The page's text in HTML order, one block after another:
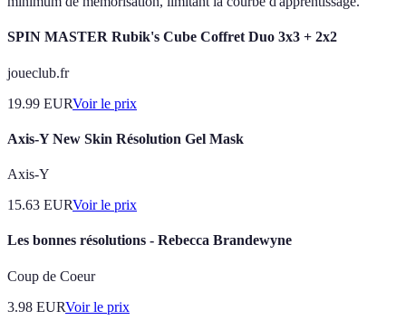
SPIN MASTER Rubik's Cube Coffret Duo 3x3 + 2x2
joueclub.fr
19.99 EURVoir le prix
Axis-Y New Skin Résolution Gel Mask
Axis-Y
15.63 EURVoir le prix
Les bonnes résolutions - Rebecca Brandewyne
Coup de Coeur
3.98 EURVoir le prix